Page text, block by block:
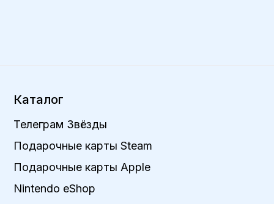
Каталог
Телеграм Звёзды
Подарочные карты Steam
Подарочные карты Apple
Nintendo eShop